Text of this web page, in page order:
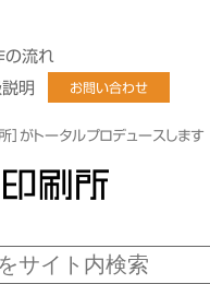
の流れ
明 お問い合わせ
］がトータルプロデュースします